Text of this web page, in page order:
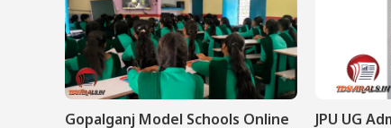
Gopalganj Model Schools Online
JPU UG